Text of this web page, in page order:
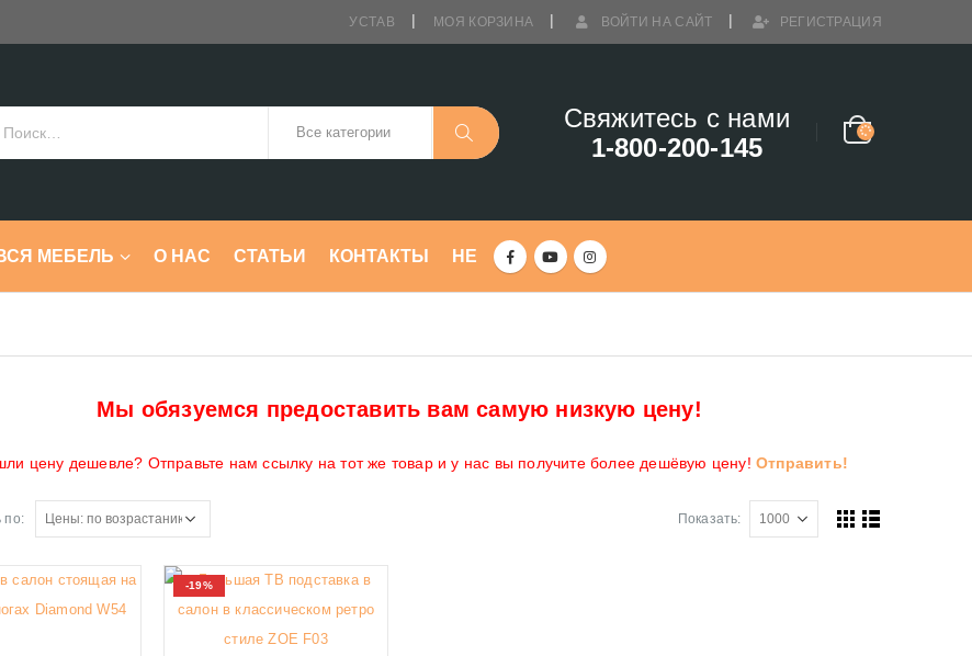
УСТАВ МОЯ КОРЗИНА ВОЙТИ НА САЙТ РЕГИСТРАЦИЯ
Свяжитесь с нами
1-800-200-145
МЕБЕЛЬ О НАС СТАТЬИ КОНТАКТЫ HE
Мы обязуемся предоставить вам самую низкую цену!
цену дешевле? Отправьте нам ссылку на тот же товар и у нас вы получите более дешёвую цену! Отправить!
по: Показать:
-19%